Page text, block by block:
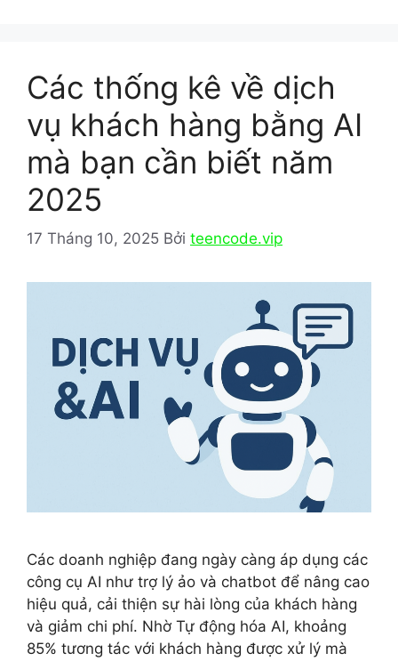
k
Các thống kê về dịch
vụ khách hàng bằng AI
mà bạn cần biết năm
2025
17 Tháng 10, 2025 Bởi teencode.vip
Các doanh nghiệp đang ngày càng áp dụng các
công cụ AI như trợ lý ảo và chatbot để nâng cao
hiệu quả, cải thiện sự hài lòng của khách hàng
và giảm chi phí. Nhờ Tự động hóa AI, khoảng
85% tương tác với khách hàng được xử lý mà